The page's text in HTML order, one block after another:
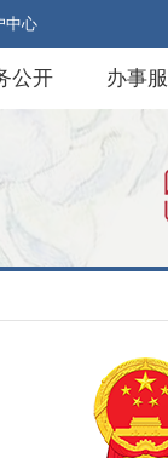
中心
公开 办事